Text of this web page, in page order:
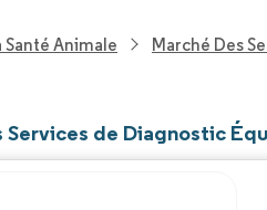
Santé Animale Marché Des
de Diagnostic